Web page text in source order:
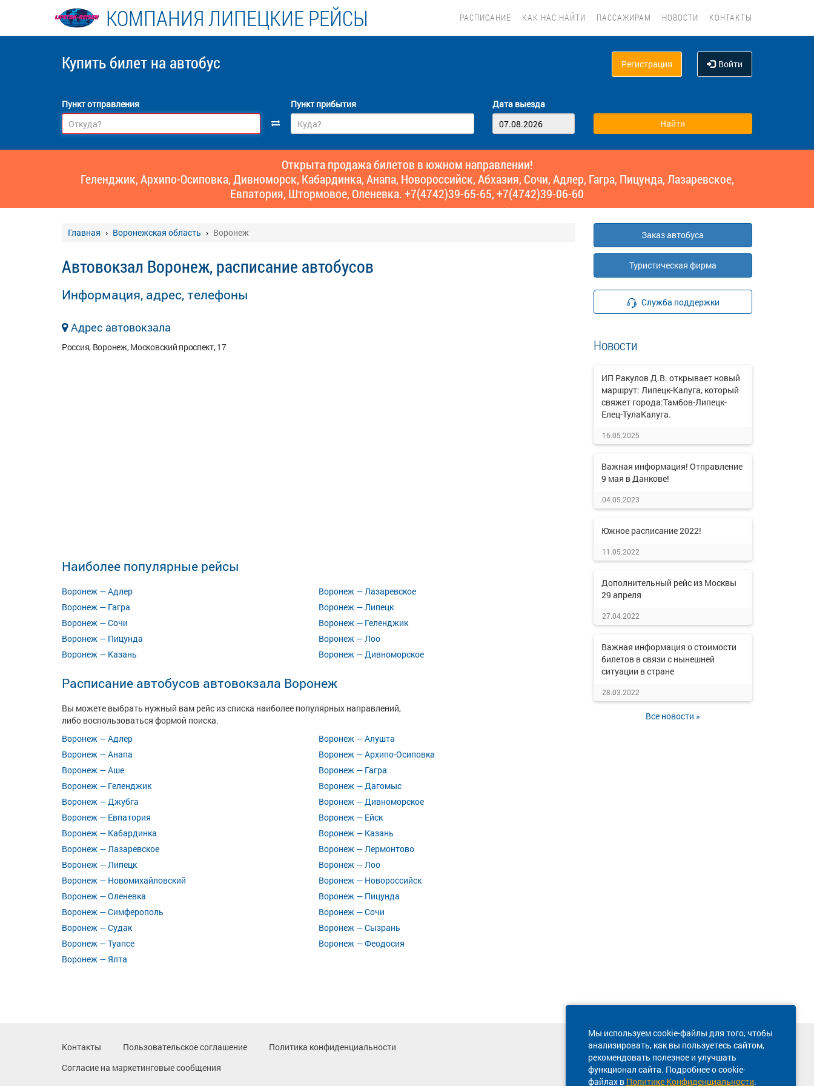
КОМПАНИЯ ЛИПЕЦКИЕ РЕЙСЫ РАСПИСАНИЕ КАК НАС НАЙТИ ПАССАЖИРАМ НОВОСТИ КОНТАКТЫ
Купить билет на автобус Регистрация Войти
Пункт отправления Пункт прибытия Дата выезда
Открыта продажа билетов в южном направлении!
Геленджик, Архипо-Осиповка, Дивноморск, Кабардинка, Анапа, Новороссийск, Абхазия, Сочи, Адлер, Гагра, Пицунда, Лазаревское,
Евпатория, Штормовое, Оленевка. +7(4742)39-65-65, +7(4742)39-06-60
Главная Воронежская область Воронеж
Автовокзал Воронеж, расписание автобусов
Информация, адрес, телефоны
Адрес автовокзала
Россия, Воронеж, Московский проспект, 17
Наиболее популярные рейсы
Воронеж — Адлер
Воронеж — Лазаревское
Воронеж — Гагра
Воронеж — Липецк
Воронеж — Сочи
Воронеж — Геленджик
Воронеж — Пицунда
Воронеж — Лоо
Воронеж — Казань
Воронеж — Дивноморское
Расписание автобусов автовокзала Воронеж
Вы можете выбрать нужный вам рейс из списка наиболее популярных направлений,
либо воспользоваться формой поиска.
Воронеж — Адлер
Воронеж — Алушта
Воронеж — Анапа
Воронеж — Архипо-Осиповка
Воронеж — Аше
Воронеж — Гагра
Воронеж — Геленджик
Воронеж — Дагомыс
Воронеж — Джубга
Воронеж — Дивноморское
Воронеж — Евпатория
Воронеж — Ейск
Воронеж — Кабардинка
Воронеж — Казань
Воронеж — Лазаревское
Воронеж — Лермонтово
Воронеж — Липецк
Воронеж — Лоо
Воронеж — Новомихайловский
Воронеж — Новороссийск
Воронеж — Оленевка
Воронеж — Пицунда
Воронеж — Симферополь
Воронеж — Сочи
Воронеж — Судак
Воронеж — Сызрань
Воронеж — Туапсе
Воронеж — Феодосия
Воронеж — Ялта
Заказ автобуса
Туристическая фирма
Служба поддержки
Новости
ИП Ракулов Д.В. открывает новый
маршрут: Липецк-Калуга, который
свяжет города:Тамбов-Липецк-
Елец-ТулаКалуга.
16.05.2025
Важная информация! Отправление
9 мая в Данкове!
04.05.2023
Южное расписание 2022!
11.05.2022
Дополнительный рейс из Москвы
29 апреля
27.04.2022
Важная информация о стоимости
билетов в связи с нынешней
ситуации в стране
28.03.2022
Все новости »
Мы используем cookie-файлы для того, чтобы
анализировать, как вы пользуетесь сайтом,
рекомендовать полезное и улучшать
функционал сайта. Подробнее о cookie-
файлах в Политике Конфиденциальности.
Контакты Пользовательское соглашение
Политика конфиденциальности
Согласие на маркетинговые сообщения
Техническая поддержка сайта
8 800 600-03-38